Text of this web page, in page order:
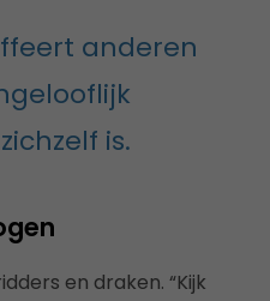
anderen
is.
en draken. “Kijk